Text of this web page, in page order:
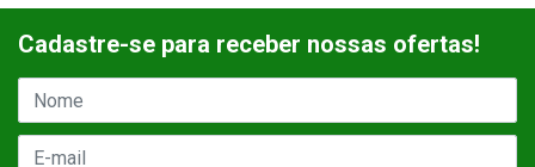
Cadastre-se para receber nossas ofertas!